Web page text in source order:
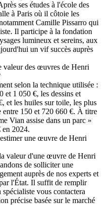
ses études à l'école des
à Paris où il côtoie les
Camille Pissarro qui
Il participe à la fondation
lumineux et sereins, aux
un vif succès auprès
valeur des œuvres de Henri
selon la technique utilisée :
et 1 050 €, les dessins et
et les huiles sur toile, les plus
entre 150 et 720 660 €. À titre
Vian assise dans un parc »
en 2024.
une œuvre de Henri
valeur d'une œuvre de Henri
de solliciter une
auprès de nos experts et
l'État. Il suffit de remplir
vous contactera
précise basée sur le marché